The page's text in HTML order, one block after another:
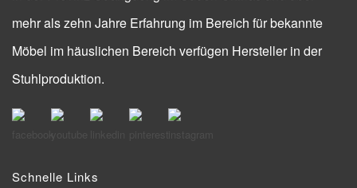
mehr als zehn Jahre Erfahrung im Bereich für bekannte
Möbel im häuslichen Bereich verfügen Hersteller in der
Stuhlproduktion.
Schnelle Links